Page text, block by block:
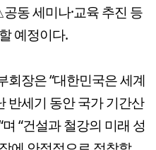
동 세미나·교육 추진 등
예정이다.
회장은 “대한민국은 세계
반세기 동안 국가 기간산
“건설과 철강의 미래 성